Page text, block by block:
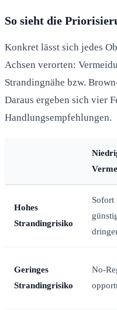
So sieht die
Konkret lässt sich jedes
Achsen verorten:
Strandingnähe bzw.
Daraus ergeben sich vier
Handlungsempfehlungen.
Hohes
Strandingrisiko
Sofort
Geringes
Strandingrisiko
No-